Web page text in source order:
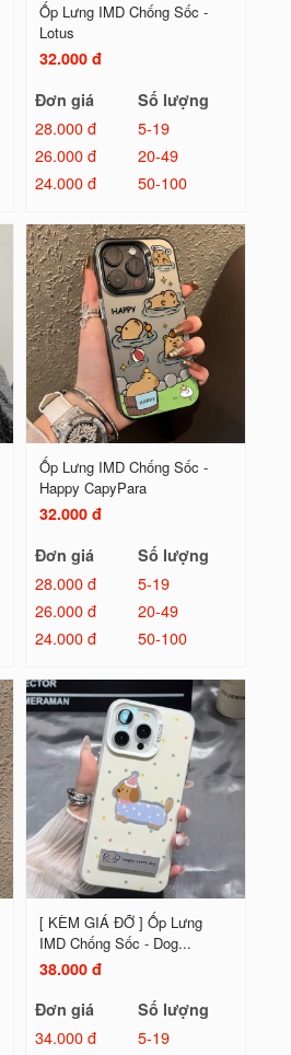
Ốp Lưng IMD Chống Sốc -
Lotus
32.000 đ
Đơn giá
Số lượng
28.000 đ
5-19
26.000 đ
20-49
24.000 đ
50-100
Ốp Lưng IMD Chống Sốc -
Happy CapyPara
32.000 đ
Đơn giá
Số lượng
28.000 đ
5-19
26.000 đ
20-49
24.000 đ
50-100
[ KÈM GIÁ ĐỠ ] Ốp Lưng
IMD Chống Sốc - Dog...
38.000 đ
Đơn giá
Số lượng
34.000 đ
5-19